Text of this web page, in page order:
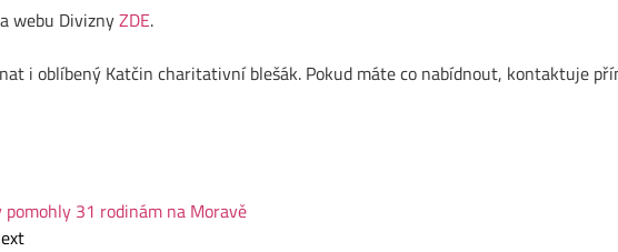
webu DiviznyZDE.
i oblíbený Katčin charitativní blešák. Pokud máte co nabídnout, kontaktuje
pomohly 31 rodinám na Moravě